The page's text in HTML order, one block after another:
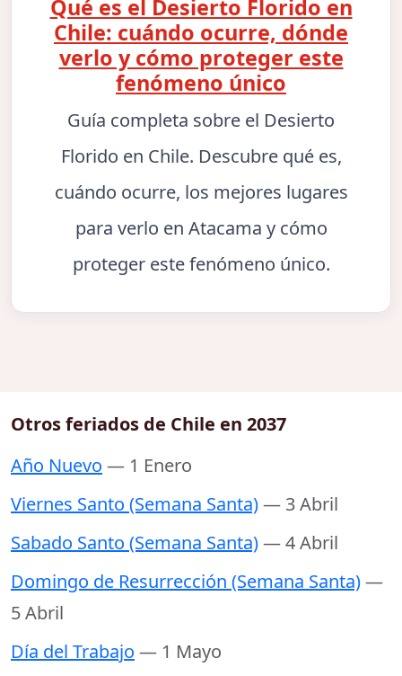
Qué es el Desierto Florido en
Chile: cuándo ocurre, dónde
verlo y cómo proteger este
fenómeno único
Guía completa sobre el Desierto
Florido en Chile. Descubre qué es,
cuándo ocurre, los mejores lugares
para verlo en Atacama y cómo
proteger este fenómeno único.
Otros feriados de Chile en 2037
Año Nuevo — 1 Enero
Viernes Santo (Semana Santa)— 3 Abril
Sabado Santo (Semana Santa)— 4 Abril
Domingo de Resurrección (Semana Santa)—
5 Abril
Día del Trabajo — 1 Mayo